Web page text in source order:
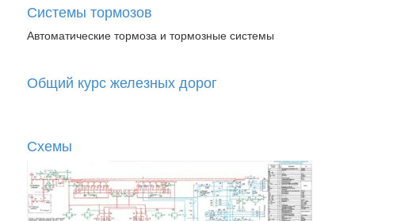
Системы тормозов
Автоматические тормоза и тормозные системы
Общий курс железных дорог
Схемы